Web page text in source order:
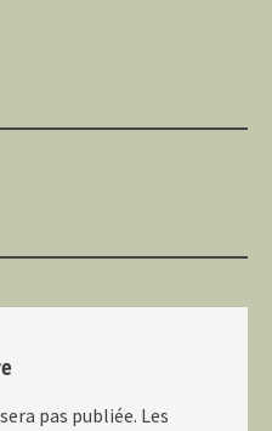
pas publiée. Les